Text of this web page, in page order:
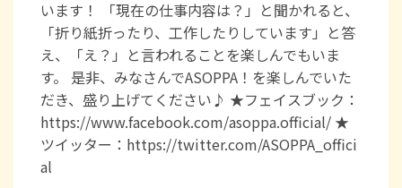
います！ 「現在の仕事内容は？」と聞かれると、
「折り紙折ったり、工作したりしています」と答
え、「え？」と言われることを楽しんでもいま
す。 是非、みなさんでASOPPA！を楽しんでいた
だき、盛り上げてください♪ ★フェイスブック：
https://www.facebook.com/asoppa.official/ ★
ツイッター：https://twitter.com/ASOPPA_offici
al